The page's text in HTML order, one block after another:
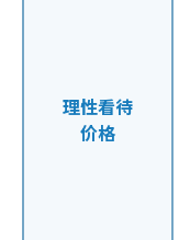
理性看待
价格